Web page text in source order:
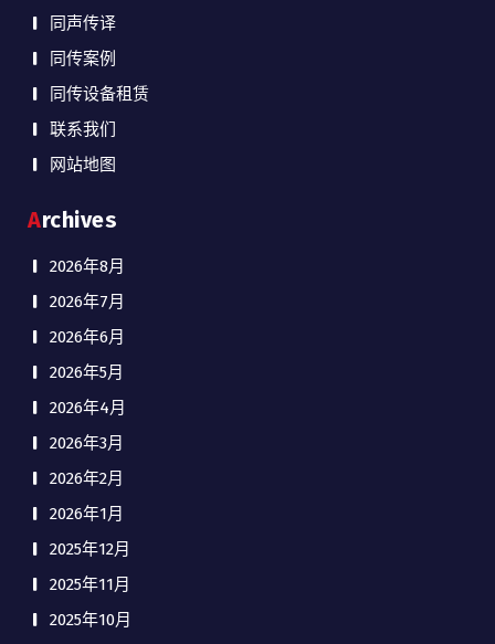
同声传译
同传案例
同传设备租赁
联系我们
网站地图
Archives
2026年8月
2026年7月
2026年6月
2026年5月
2026年4月
2026年3月
2026年2月
2026年1月
2025年12月
2025年11月
2025年10月